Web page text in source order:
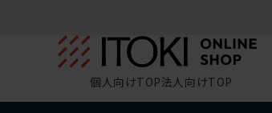
個人向けTOP法人向けTOP